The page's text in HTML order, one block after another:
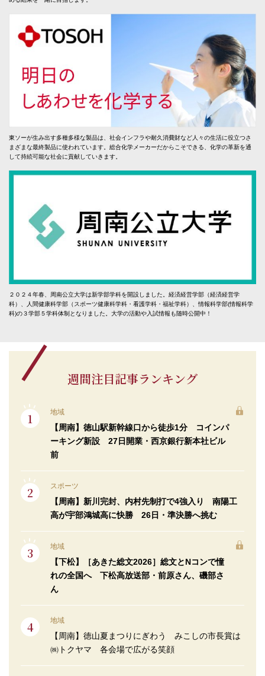
東ソーが生み出す多種多様な製品は、社会インフラや耐久消費財など人々の生活に役立つさ
まざまな最終製品に使われています。総合化学メーカーだからこそできる、化学の革新を通
して持続可能な社会に貢献していきます。
２０２４年春、周南公立大学は新学部学科を開設しました。経済経営学部（経済経営学
科）、人間健康科学部（スポーツ健康科学科・看護学科・福祉学科）、情報科学部(情報科学
科)の３学部５学科体制となりました。大学の活動や入試情報も随時公開中！
週間注目記事ランキング
地域
【周南】徳山駅新幹線口から徒歩1分 コインパ
ーキング新設 27日開業・西京銀行新本社ビル
前
スポーツ
【周南】新川完封、内村先制打で4強入り 南陽工
高が宇部鴻城高に快勝 26日・準決勝へ挑む
地域
【下松】［あきた総文2026］総文とNコンで憧
れの全国へ 下松高放送部・前原さん、磯部さ
ん
地域
【周南】徳山夏まつりにぎわう みこしの市長賞は
㈱トクヤマ 各会場で広がる笑顔